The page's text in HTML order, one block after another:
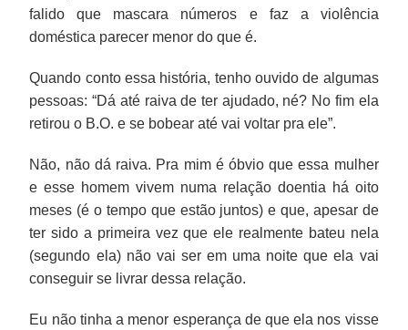
falido que mascara números e faz a violência
doméstica parecer menor do que é.
Quando conto essa história, tenho ouvido de algumas
pessoas: “Dá até raiva de ter ajudado, né? No fim ela
retirou o B.O. e se bobear até vai voltar pra ele”.
Não, não dá raiva. Pra mim é óbvio que essa mulher
e esse homem vivem numa relação doentia há oito
meses (é o tempo que estão juntos) e que, apesar de
ter sido a primeira vez que ele realmente bateu nela
(segundo ela) não vai ser em uma noite que ela vai
conseguir se livrar dessa relação.
Eu não tinha a menor esperança de que ela nos visse